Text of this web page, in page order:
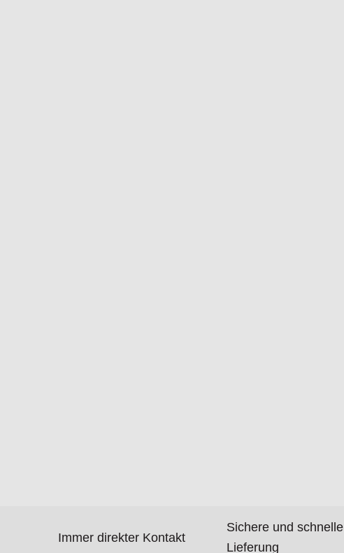
Immer direkter Kontakt
Sichere und schnelle
Lieferung